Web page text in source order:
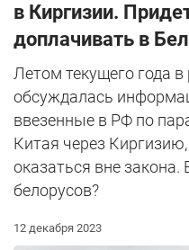
в Киргизии.
доплачивать в
Летом текущего года
обсуждалась
ввезенные в РФ по
Китая через
оказаться вне
белорусов?
12 декабря 2023